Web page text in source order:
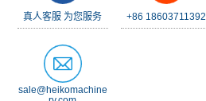
真人客服 为您服务 +86 18603711392
sale@heikomachine